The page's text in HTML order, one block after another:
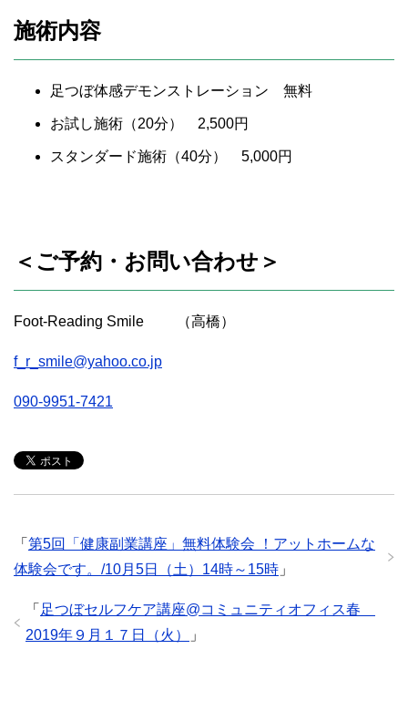
施術内容
足つぼ体感デモンストレーション 無料
お試し施術（20分） 2,500円
スタンダード施術（40分） 5,000円
＜ご予約・お問い合わせ＞
Foot-Reading Smile （高橋）
f_r_smile@yahoo.co.jp
090-9951-7421
「 第5回「健康副業講座」無料体験会 ！アットホームな
体験会です。/10月5日（土）14時～15時 」
「 足つぼセルフケア講座@コミュニティオフィス春
2019年９月１７日（火）
」